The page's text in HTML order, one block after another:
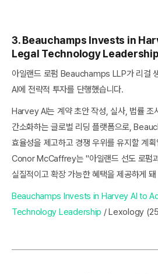
3. Beauchamps Invests in
Legal Technology Leadership
아일랜드 로펌 Beauchamps LLP가 리걸
AI에 전략적 투자를 단행했습니다.
Harvey AI는 계약 초안 작성, 실사, 법률 조
간소화하는 글로벌 리딩 플랫폼으로,
효율성을 제고하고 경쟁 우위를 유지할 계
Conor McCaffrey는 "아일랜드 선도 로펌
실질적이고 확장 가능한 혜택을 제공하게
Beauchamps Invests in Harvey AI to
Technology Leadership / Lexology